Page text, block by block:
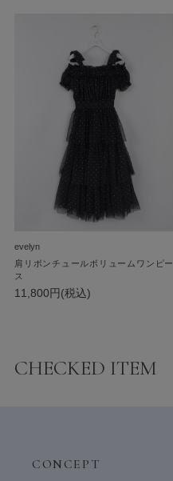
evelyn
肩リボンチュールボリュームワンピー
ス
11,800円(税込)
CHECKED ITEM
CONCEPT